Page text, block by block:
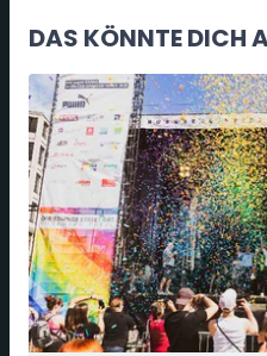
DAS KÖNNTE DICH